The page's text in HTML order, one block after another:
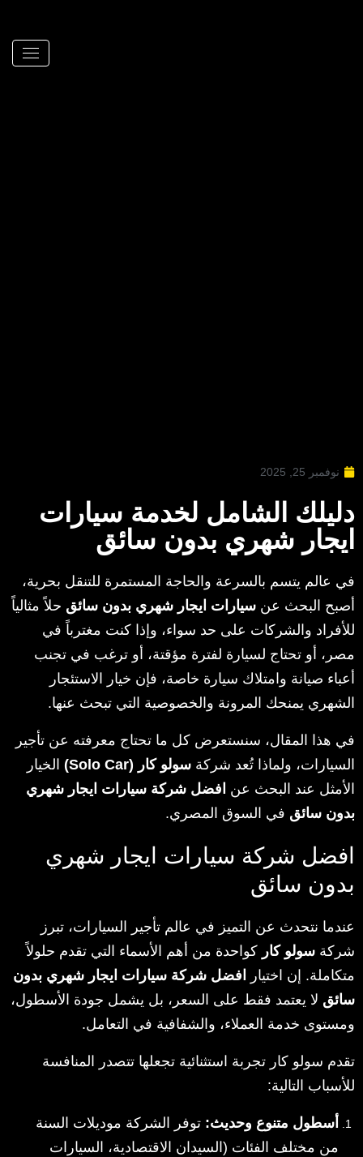
نوفمبر 25, 2025
دليلك الشامل لخدمة سيارات
ايجار شهري بدون سائق
في عالم يتسم بالسرعة والحاجة المستمرة للتنقل بحرية،
أصبح البحث عن سيارات ايجار شهري بدون سائق حلاً مثالياً
للأفراد والشركات على حد سواء، وإذا كنت مغترباً في
مصر، أو تحتاج لسيارة لفترة مؤقتة، أو ترغب في تجنب
أعباء صيانة وامتلاك سيارة خاصة، فإن خيار الاستئجار
الشهري يمنحك المرونة والخصوصية التي تبحث عنها.
في هذا المقال، سنستعرض كل ما تحتاج معرفته عن تأجير
السيارات، ولماذا تُعد شركة سولو كار (Solo Car)
الخيار
الأمثل عند البحث عن افضل شركة سيارات ايجار شهري
بدون سائق في السوق المصري.
افضل شركة سيارات ايجار شهري
بدون سائق
عندما نتحدث عن التميز في عالم تأجير السيارات، تبرز
شركة سولو كار كواحدة من أهم الأسماء التي تقدم حلولاً
متكاملة. إن اختيار
افضل شركة سيارات ايجار شهري بدون
سائق لا يعتمد فقط على السعر، بل يشمل جودة الأسطول،
ومستوى خدمة العملاء، والشفافية في التعامل.
تقدم سولو كار تجربة استثنائية تجعلها تتصدر المنافسة
للأسباب التالية:
أسطول متنوع وحديث: توفر الشركة موديلات السنة
من مختلف الفئات (السيدان الاقتصادية، السيارات